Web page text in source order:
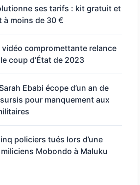
ses tarifs : kit gratuit et
à moins de 30 €
vidéo compromettante relance
coup d’État de 2023
Ebabi écope d’un an de
pour manquement aux
policiers tués lors d’une
Mobondo à Maluku